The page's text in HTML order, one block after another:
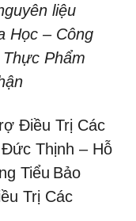
liệu
Học – Công
Phẩm
Điều Trị Các
Thịnh – Hỗ
Tiểu Bảo
Trị Các